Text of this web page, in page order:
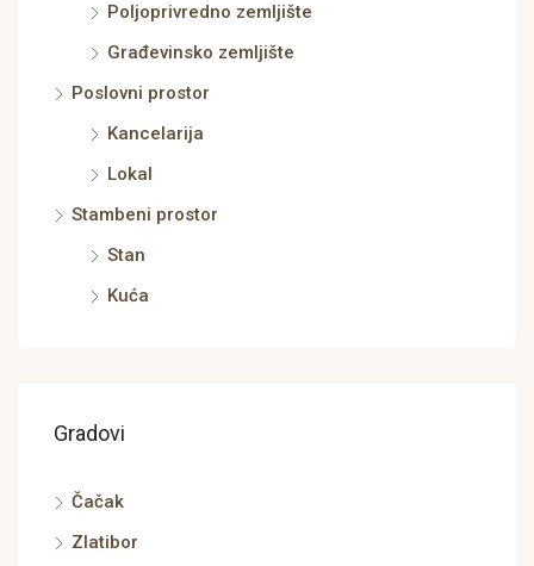
Poljoprivredno zemljište
Građevinsko zemljište
Poslovni prostor
Kancelarija
Lokal
Stambeni prostor
Stan
Kuća
Gradovi
Čačak
Zlatibor